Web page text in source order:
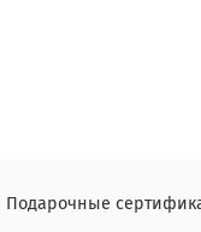
Подарочные